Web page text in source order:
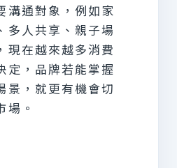
溝通對象，例如家
多人共享、親子場
現在越來越多消費
定，品牌若能掌握
景，就更有機會切
場。